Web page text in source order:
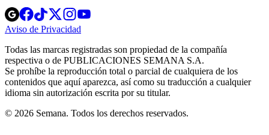
Opens
in
new
Opens
in
new
Opens
in
new
window
Opens
new
windowwindow
Aviso de Privacidad
new
window
Todas las marcas registradas son propiedad de la compañía
respectiva o de PUBLICACIONES SEMANA S.A.
Se prohíbe la reproducción total o parcial de cualquiera de los
contenidos que aquí aparezca, así como su traducción a cualquier
idioma sin autorización escrita por su titular.
© 2026 Semana. Todos los derechos reservados.